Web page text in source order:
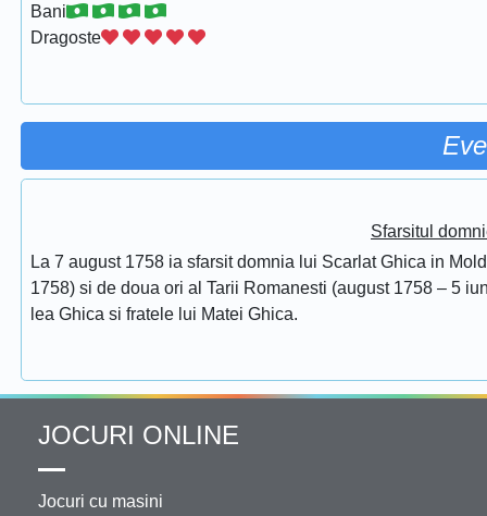
Bani
Dragoste
Sfarsitul
La 7 august 1758 ia sfarsit domnia lui Scarlat Ghica in
1758) si de doua ori al Tarii Romanesti (august 1758 – 5
lea Ghica si fratele lui Matei Ghica.
JOCURI ONLINE
Jocuri cu masini